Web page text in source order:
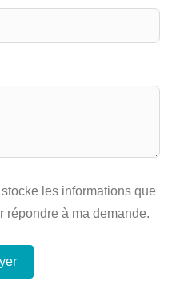
les informations que
répondre à ma demande.